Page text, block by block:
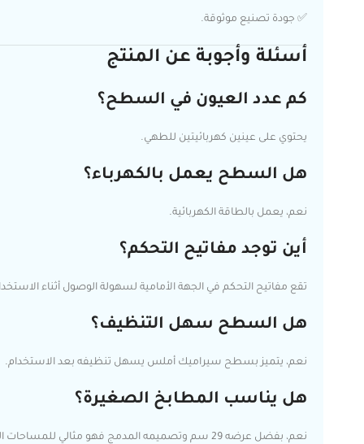
✅ جودة تصنيع موثوقة.
أسئلة وأجوبة عن المنتج
كم عدد العيون في السطح؟
يحتوي على عينين كهربائيتين للطهي.
هل السطح يعمل بالكهرباء؟
نعم، يعمل بالطاقة الكهربائية.
أين توجد مفاتيح التحكم؟
تقع مفاتيح التحكم في الجهة الأمامية لسهولة الوصول أثناء
هل السطح سهل التنظيف؟
نعم، يتميز بسطح سيراميك أملس يسهل تنظيفه بعد الاستخدام.
هل يناسب المطابخ الصغيرة؟
نعم، بفضل عرضه 29 سم وتصميمه المدمج فهو مثالي للمساحات المحدودة.